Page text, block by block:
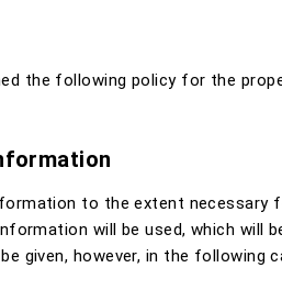
the following policy for the
to the extent
will be used, which will
given, however, in the following